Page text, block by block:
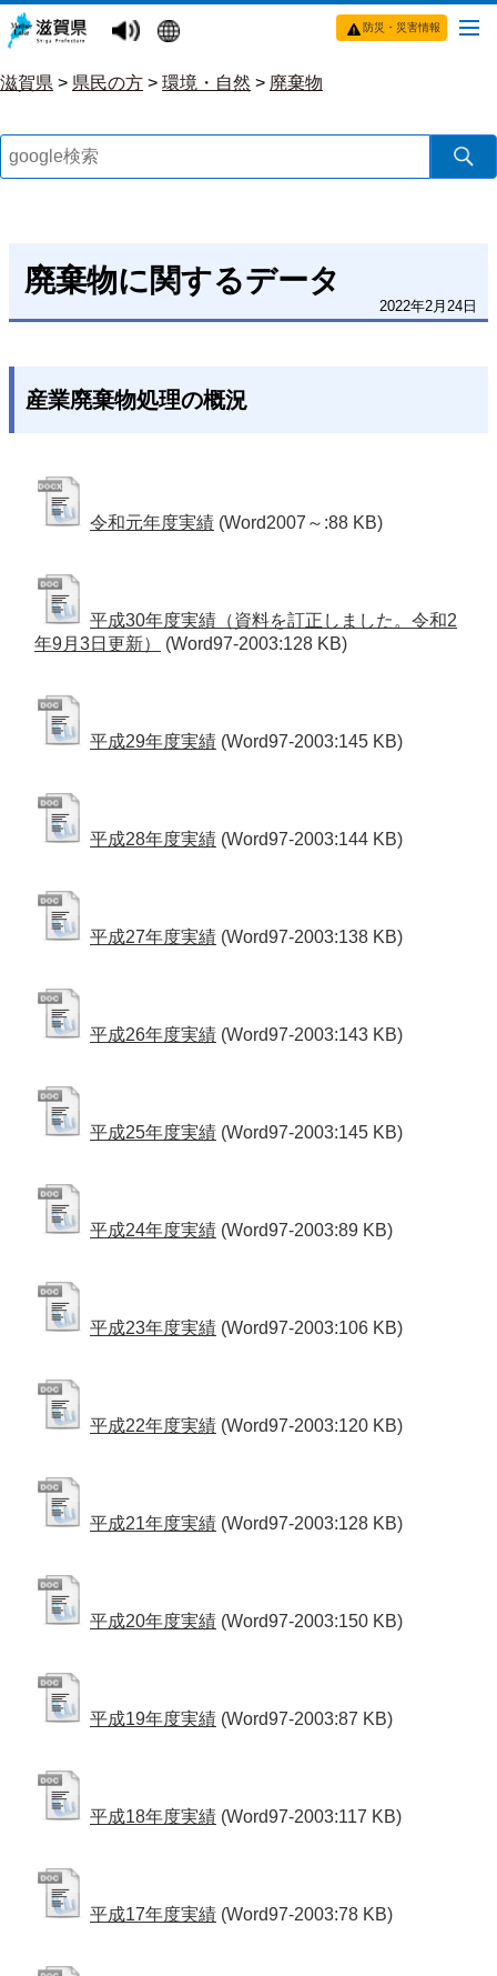
防災・災害情報
滋賀県 > 県民の方 > 環境・自然 > 廃棄物
廃棄物に関するデータ
2022年2月24日
産業廃棄物処理の概況
令和元年度実績 (Word2007～:88 KB)
平成30年度実績（資料を訂正しました。令和2
年9月3日更新）
(Word97-2003:128 KB)
平成29年度実績 (Word97-2003:145 KB)
平成28年度実績 (Word97-2003:144 KB)
平成27年度実績 (Word97-2003:138 KB)
平成26年度実績 (Word97-2003:143 KB)
平成25年度実績 (Word97-2003:145 KB)
平成24年度実績 (Word97-2003:89 KB)
平成23年度実績 (Word97-2003:106 KB)
平成22年度実績 (Word97-2003:120 KB)
平成21年度実績 (Word97-2003:128 KB)
平成20年度実績 (Word97-2003:150 KB)
平成19年度実績 (Word97-2003:87 KB)
平成18年度実績 (Word97-2003:117 KB)
平成17年度実績 (Word97-2003:78 KB)